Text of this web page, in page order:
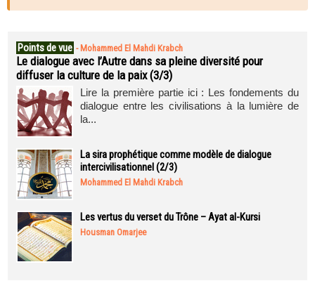
Points de vue - Mohammed El Mahdi Krabch
Le dialogue avec l’Autre dans sa pleine diversité pour
diffuser la culture de la paix (3/3)
Lire la première partie ici : Les fondements du
dialogue entre les civilisations à la lumière de
la...
La sira prophétique comme modèle de dialogue
intercivilisationnel (2/3)
Mohammed El Mahdi Krabch
Les vertus du verset du Trône – Ayat al-Kursi
Housman Omarjee